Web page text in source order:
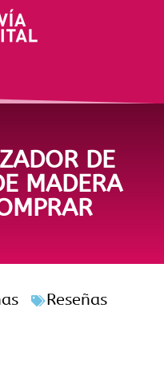
DE
MADERA
Reseñas